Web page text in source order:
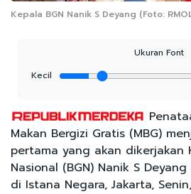
Kepala BGN Nanik S Deyang (Foto:
Ukuran Font
Kecil
Makan Bergizi Gratis (MBG)
pertama yang akan dikerjakan
Nasional (BGN) Nanik S
di Istana Negara, Jakarta,